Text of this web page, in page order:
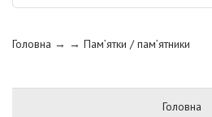
Головна → → Пам’ятки / пам’ятники
Головна